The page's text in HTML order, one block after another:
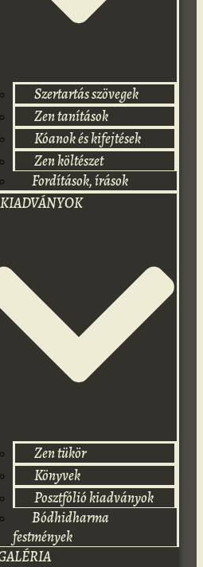
Szertartás szövegek
Zen tanítások
Kóanok és kifejtések
Zen költészet
Fordítások, írások
KIADVÁNYOK
Zen tükör
Könyvek
Posztfólió kiadványok
Bódhidharma
festmények